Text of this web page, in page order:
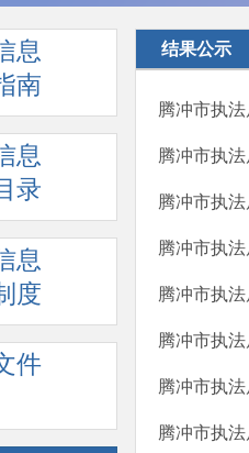
息
南
息
录
息
度
件
结果公示
腾冲市执
腾冲市执
腾冲市执
腾冲市执
腾冲市执
腾冲市执
腾冲市执
腾冲市执